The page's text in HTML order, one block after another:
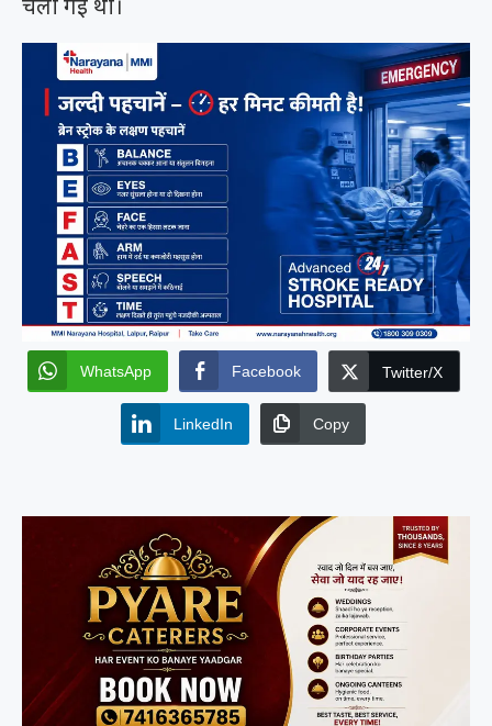
चली गई थी।
WhatsApp Facebook Twitter/X
LinkedIn Copy